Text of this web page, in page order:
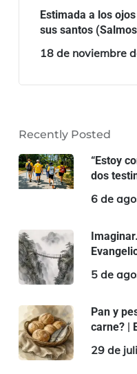
Estimada a los
sus santos
18 de noviembre
Recently Posted
“Estoy
dos
6 de
5 de
Pan y
carne? |
29 de